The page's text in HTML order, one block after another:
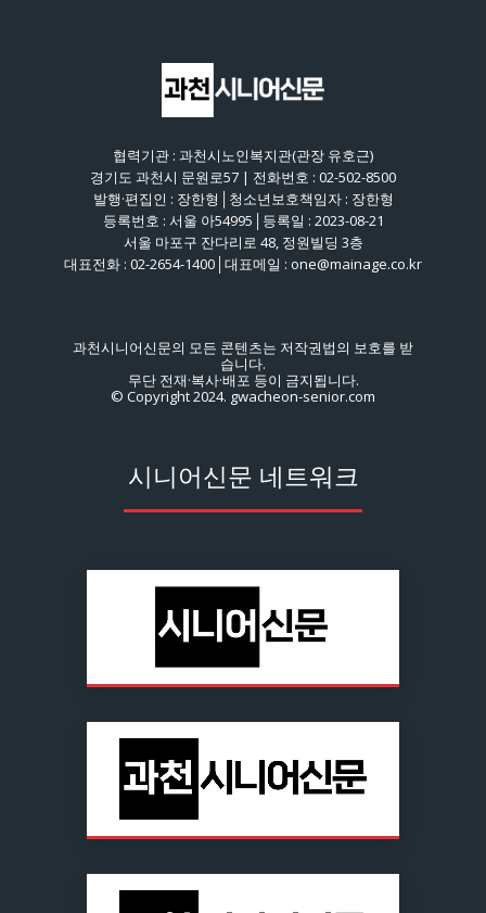
협력기관 : 과천시노인복지관(관장 유호근)
경기도 과천시 문원로57 | 전화번호 : 02-502-8500
발행·편집인 : 장한형│청소년보호책임자 : 장한형
등록번호 : 서울 아54995│등록일 : 2023-08-21
서울 마포구 잔다리로 48, 정원빌딩 3층
대표전화 : 02-2654-1400│대표메일 : one@mainage.co.kr
과천시니어신문의 모든 콘텐츠는 저작권법의 보호를 받
습니다.
무단 전재·복사·배포 등이 금지됩니다.
© Copyright 2024. gwacheon-senior.com
시니어신문 네트워크